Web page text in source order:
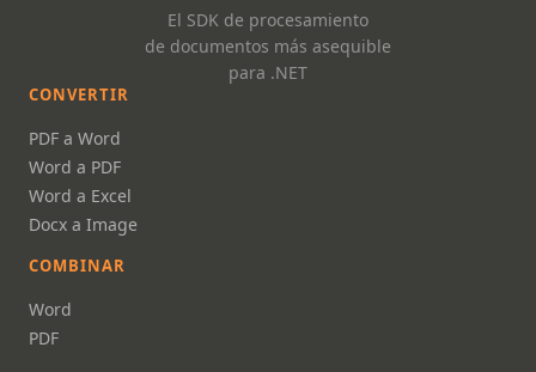
El SDK de procesamiento
de documentos más asequible
para .NET
CONVERTIR
PDF a Word
Word a PDF
Word a Excel
Docx a Image
COMBINAR
Word
PDF